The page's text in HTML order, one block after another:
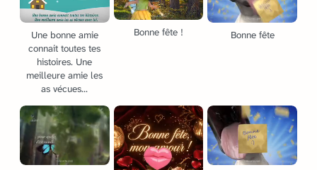
Une bonne amie
connait toutes tes
histoires. Une
meilleure amie les
as vécues...
Bonne fête ! Bonne fête